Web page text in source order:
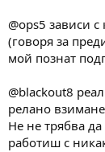
@ops5 зависи
(говоря за
мой познат
@blackout8
релано
Не не трябва
работиш с